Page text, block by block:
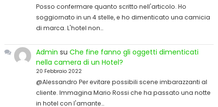
Posso confermare quanto scritto nell'articolo. Ho
soggiornato in un 4 stelle, e ho dimenticato una camicia
di marca. L'hotel non…
Admin suChe fine fanno gli oggetti dimenticati
nella camera di un Hotel?
20 Febbraio 2022
@Alessandro Per evitare possibili scene imbarazzanti al
cliente. Immagina Mario Rossi che ha passato una notte
in hotel con l'amante…